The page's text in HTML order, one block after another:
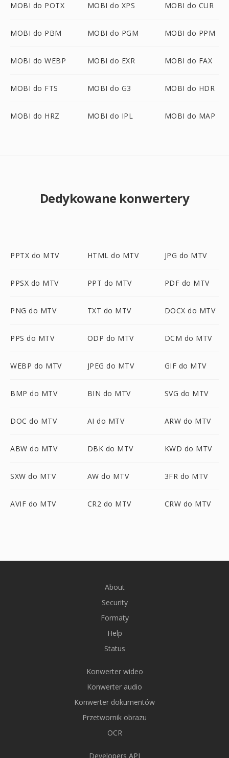
MOBI do POTX MOBI do XPS MOBI do CUR
MOBI do PBM MOBI do PGM MOBI do PPM
MOBI do WEBP MOBI do EXR MOBI do FAX
MOBI do FTS MOBI do G3 MOBI do HDR
MOBI do HRZ MOBI do IPL MOBI do MAP
Dedykowane konwertery
PPTX do MTV HTML do MTV JPG do MTV
PPSX do MTV PPT do MTV PDF do MTV
PNG do MTV TXT do MTV DOCX do MTV
PPS do MTV ODP do MTV DCM do MTV
WEBP do MTV JPEG do MTV GIF do MTV
BMP do MTV BIN do MTV SVG do MTV
DOC do MTV AI do MTV ARW do MTV
ABW do MTV DBK do MTV KWD do MTV
SXW do MTV AW do MTV 3FR do MTV
AVIF do MTV CR2 do MTV CRW do MTV
About
Security
Formaty
Help
Status
Konwerter wideo
Konwerter audio
Konwerter dokumentów
Przetwornik obrazu
OCR
Developers API